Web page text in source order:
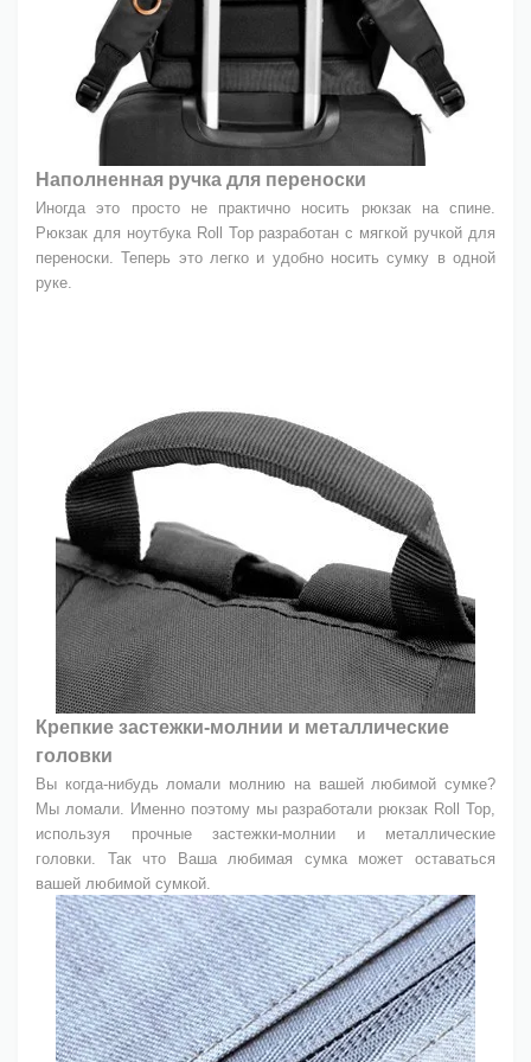
Наполненная ручка для переноски
Иногда это просто не практично носить рюкзак на спине.
Рюкзак для ноутбука Roll Top разработан с мягкой ручкой для
переноски. Теперь это легко и удобно носить сумку в одной
руке.
Крепкие застежки-молнии и металлические
головки
Вы когда-нибудь ломали молнию на вашей любимой сумке?
Мы ломали. Именно поэтому мы разработали рюкзак Roll Top,
используя прочные застежки-молнии и металлические
головки. Так что Ваша любимая сумка может оставаться
вашей любимой сумкой.